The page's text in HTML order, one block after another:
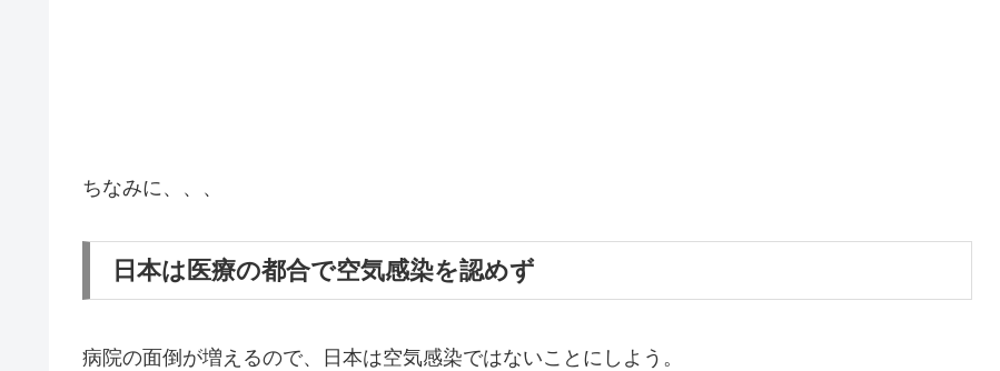
ちなみに、、、
日本は医療の都合で空気感染を認めず
病院の面倒が増えるので、日本は空気感染ではないことにしよう。